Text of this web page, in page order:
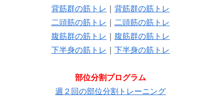
背筋群の筋トレ
背筋群の筋トレ
二頭筋の筋トレ
二頭筋の筋トレ
腹筋群の筋トレ
腹筋群の筋トレ
下半身の筋トレ
下半身の筋トレ
部位分割プログラム
週２回の部位分割トレーニング